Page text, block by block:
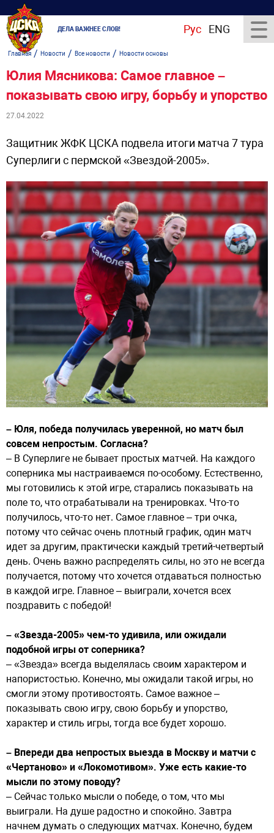
ДЕЛА ВАЖНЕЕ СЛОВ! Рус ENG
Главная/ Новости / Все новости / Новости основы
Юлия Мясникова: Самое главное –
показывать свою игру, борьбу и упорство
27.04.2022
Защитник ЖФК ЦСКА подвела итоги матча 7 тура
Суперлиги с пермской «Звездой-2005».
– Юля, победа получилась уверенной, но матч был
совсем непростым. Согласна?
– В Суперлиге не бывает простых матчей. На каждого
соперника мы настраиваемся по-особому. Естественно,
мы готовились к этой игре, старались показывать на
поле то, что отрабатывали на тренировках. Что-то
получилось, что-то нет. Самое главное – три очка,
потому что сейчас очень плотный график, один матч
идет за другим, практически каждый третий-четвертый
день. Очень важно распределять силы, но это не всегда
получается, потому что хочется отдаваться полностью
в каждой игре. Главное – выиграли, хочется всех
поздравить с победой!
– «Звезда-2005» чем-то удивила, или ожидали
подобной игры от соперника?
– «Звезда» всегда выделялась своим характером и
напористостью. Конечно, мы ожидали такой игры, но
смогли этому противостоять. Самое важное –
показывать свою игру, свою борьбу и упорство,
характер и стиль игры, тогда все будет хорошо.
– Впереди два непростых выезда в Москву и матчи с
«Чертаново» и «Локомотивом». Уже есть какие-то
мысли по этому поводу?
– Сейчас только мысли о победе, о том, что мы
выиграли. На душе радостно и спокойно. Завтра
начнем думать о следующих матчах. Конечно, будем